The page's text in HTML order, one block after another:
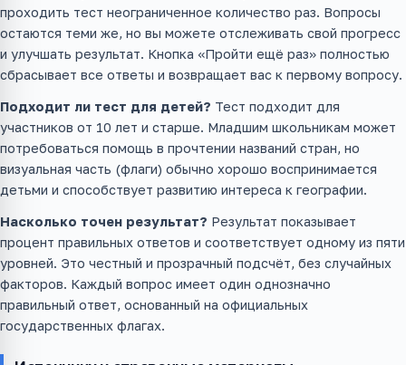
проходить тест неограниченное количество раз. Вопросы
остаются теми же, но вы можете отслеживать свой прогресс
и улучшать результат. Кнопка «Пройти ещё раз» полностью
сбрасывает все ответы и возвращает вас к первому вопросу.
Подходит ли тест для детей? Тест подходит для
участников от 10 лет и старше. Младшим школьникам может
потребоваться помощь в прочтении названий стран, но
визуальная часть (флаги) обычно хорошо воспринимается
детьми и способствует развитию интереса к географии.
Насколько точен результат? Результат показывает
процент правильных ответов и соответствует одному из пяти
уровней. Это честный и прозрачный подсчёт, без случайных
факторов. Каждый вопрос имеет один однозначно
правильный ответ, основанный на официальных
государственных флагах.